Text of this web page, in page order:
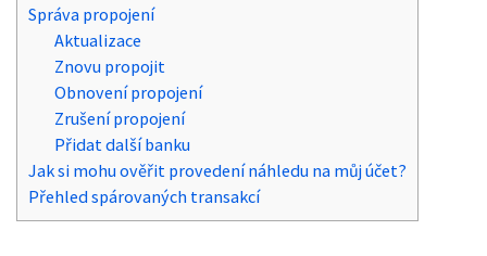
Správa propojení
Aktualizace
Znovu propojit
Obnovení propojení
Zrušení propojení
Přidat další banku
Jak si mohu ověřit provedení náhledu na můj účet?
Přehled spárovaných transakcí